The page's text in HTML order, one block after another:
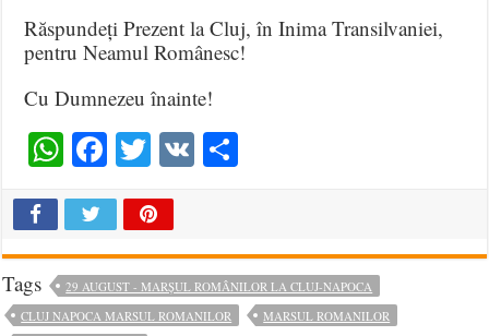
Răspundeți Prezent la Cluj, în Inima Transilvaniei,
pentru Neamul Românesc!
Cu Dumnezeu înainte!
WhatsApp
Facebook
Twitter
VK
Tags
29 AUGUST - MARȘUL ROMÂNILOR LA CLUJ-NAPOCA
CLUJ NAPOCA MARSUL ROMANILOR
MARSUL ROMANILOR